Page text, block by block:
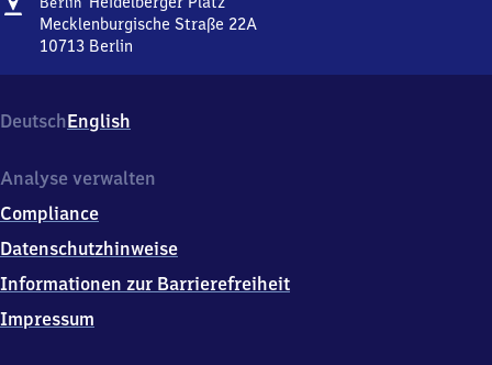
Heidelberger
Mecklenburgische Straße 22A
10713 Berlin
Platz,
Mecklenburgische
22A,
0
7
3
Berlin
DeutschEnglish
Analyse verwalten
Compliance
Datenschutzhinweise
Informationen zur Barrierefreiheit
Impressum